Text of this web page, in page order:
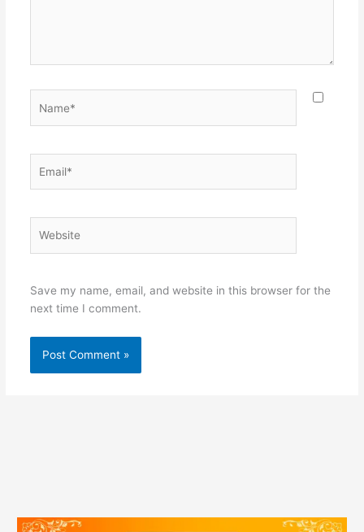
Save my name, email, and website in this browser for the
next time I comment.